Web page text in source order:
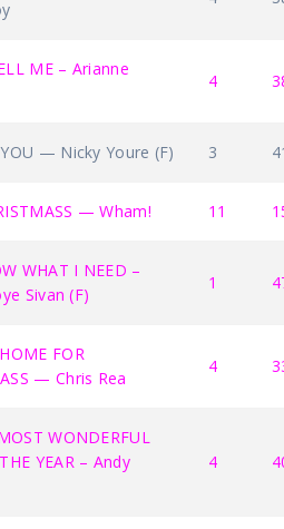
ME – Arianne
4
YOU — Nicky Youre (F) 3
— Wham! 11
WHAT I NEED –
Sivan (F)
1
FOR
— Chris Rea
4
WONDERFUL
YEAR – Andy
4